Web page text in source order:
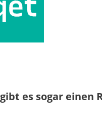
gibt es sogar einen